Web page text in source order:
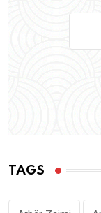
TAGS